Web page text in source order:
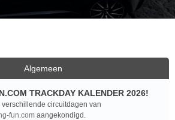
Algemeen
TRACKDAY KALENDER 2026!
verschillende circuitdagen van
fun.com aangekondigd.